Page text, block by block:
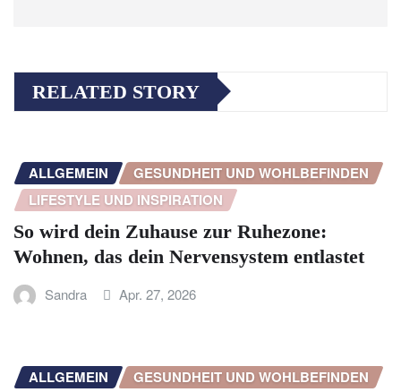
RELATED STORY
ALLGEMEIN
GESUNDHEIT UND WOHLBEFINDEN
LIFESTYLE UND INSPIRATION
So wird dein Zuhause zur Ruhezone:
Wohnen, das dein Nervensystem entlastet
Sandra Apr. 27, 2026
ALLGEMEIN
GESUNDHEIT UND WOHLBEFINDEN